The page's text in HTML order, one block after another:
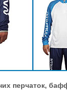
перчаток,